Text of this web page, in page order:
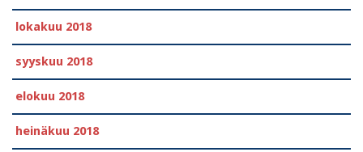
lokakuu 2018
syyskuu 2018
elokuu 2018
heinäkuu 2018